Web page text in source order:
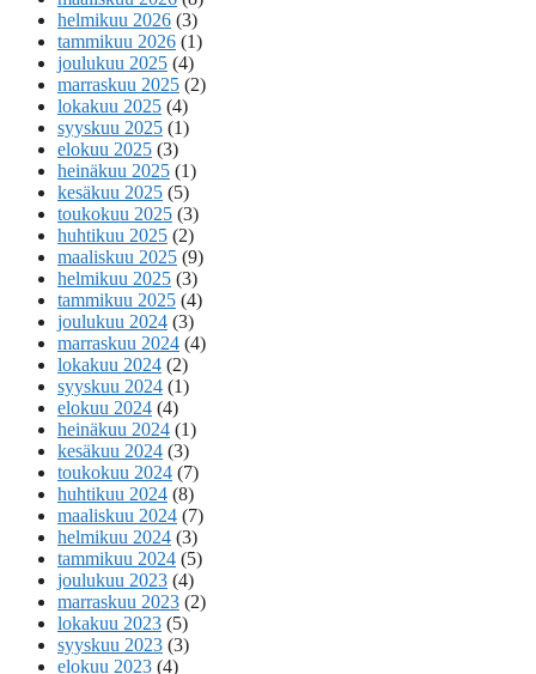
helmikuu 2026 (3)
tammikuu 2026 (1)
joulukuu 2025 (4)
marraskuu 2025 (2)
lokakuu 2025 (4)
syyskuu 2025 (1)
elokuu 2025 (3)
heinäkuu 2025 (1)
kesäkuu 2025 (5)
toukokuu 2025 (3)
huhtikuu 2025 (2)
maaliskuu 2025 (9)
helmikuu 2025 (3)
tammikuu 2025 (4)
joulukuu 2024 (3)
marraskuu 2024 (4)
lokakuu 2024 (2)
syyskuu 2024 (1)
elokuu 2024 (4)
heinäkuu 2024 (1)
kesäkuu 2024 (3)
toukokuu 2024 (7)
huhtikuu 2024 (8)
maaliskuu 2024 (7)
helmikuu 2024 (3)
tammikuu 2024 (5)
joulukuu 2023 (4)
marraskuu 2023 (2)
lokakuu 2023 (5)
syyskuu 2023 (3)
elokuu 2023 (4)